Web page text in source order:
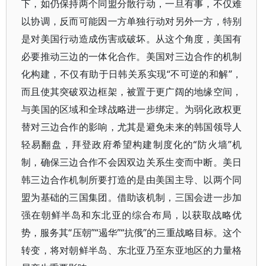
下，如仍保持两个同盟分散行动，一旦有事，不仅难
以协调，反而可能因一方单独行动对另外一方，特别
是对美国行动造成伤害或破坏。从这个角度，美国有
必要推动三边的一体化合作。美国对三边合作的机制
化构建，不仅有助于日韩关系实现“不可逆的和解”，
而且使其突破双边框架，被置于更广阔的地缘空间，
与美国的区域和全球战略进一步绑定。为弱化政权更
替对三边合作的影响，尤其是避免未来的韩国领导人
轻易翻盘，拜登政府希望构建制度化的“防火墙”机
制，确保三边合作不会因双边关系生变而中断。美日
韩三边合作机制所要打造的是由美国主导、以两个同
盟为基础的三国集团。借助该机制，三国会进一步加
强在朝鲜半岛和东北亚的综合布局，以获取战略优
势，服务其“压朝”“遏华”“抗俄”的三重战略目标。这个
转变，将对朝鲜半岛、东北亚乃至东亚地区的力量格